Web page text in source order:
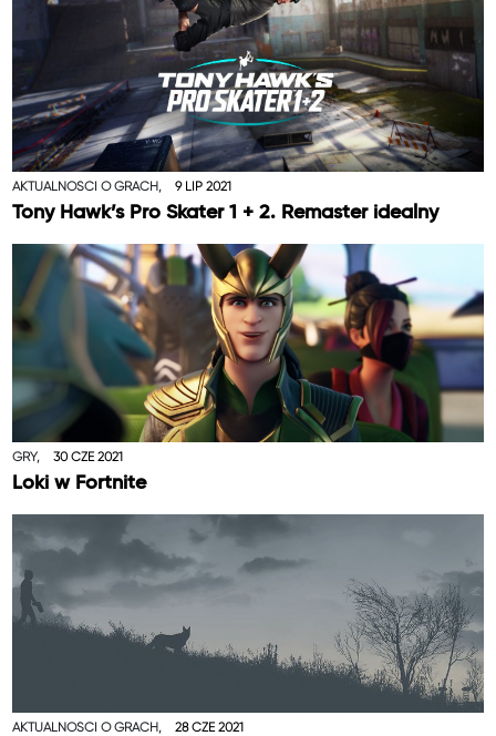
AKTUALNOŚCI O GRACH, 9 LIP 2021
Tony Hawk’s Pro Skater 1 + 2. Remaster idealny
GRY, 30 CZE 2021
Loki w Fortnite
AKTUALNOŚCI O GRACH, 28 CZE 2021